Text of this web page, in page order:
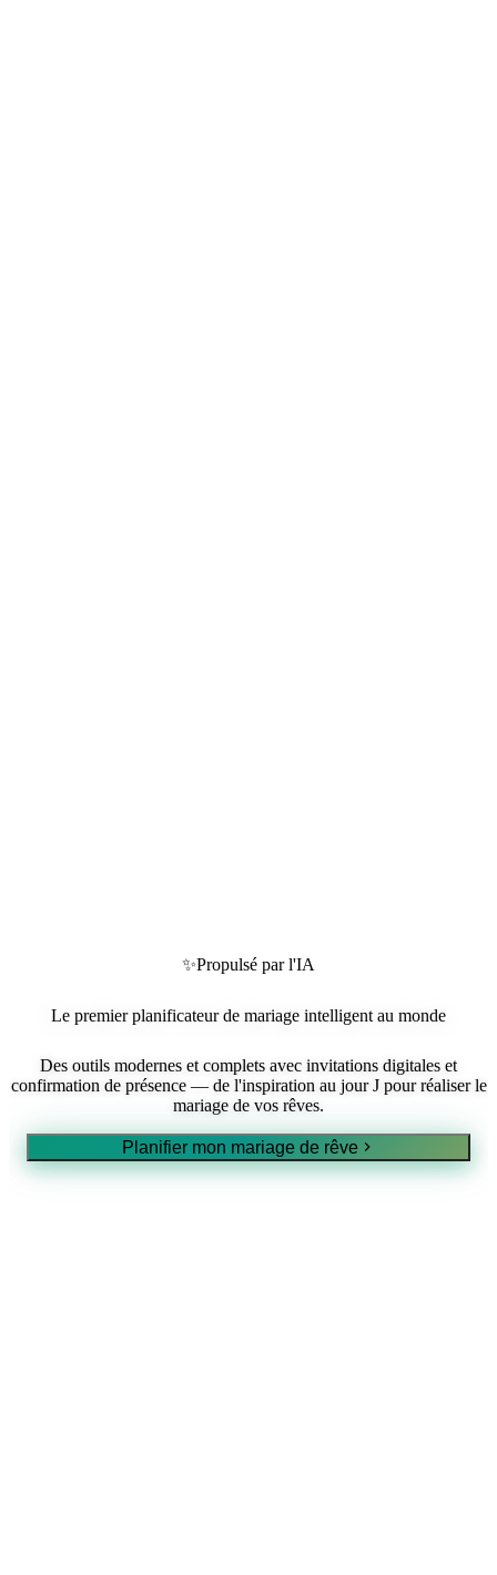
✨Propulsé par l'IA
Le premier planificateur de mariage intelligent au monde
Des outils modernes et complets avec invitations digitales et
confirmation de présence — de l'inspiration au jour J pour réaliser le
mariage de vos rêves.
Planifier mon mariage de rêve